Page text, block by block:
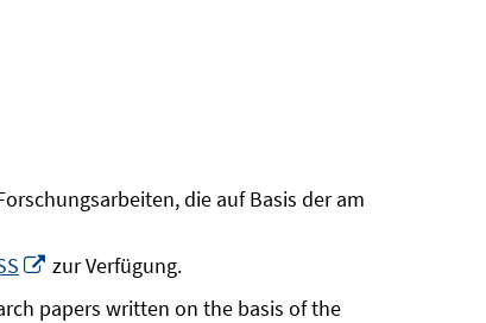
die auf Basis der am
In
zur Verfügung.
papers written on the basis of the